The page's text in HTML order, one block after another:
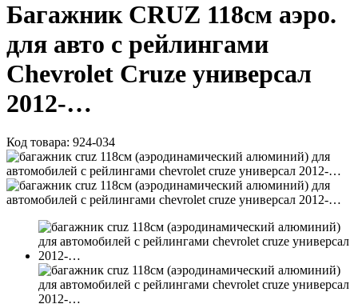
Багажник CRUZ 118см аэро.
для авто с рейлингами
Chevrolet Cruze универсал
2012-…
Код товара: 924-034